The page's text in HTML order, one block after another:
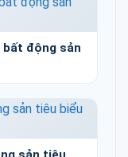
bất động sản